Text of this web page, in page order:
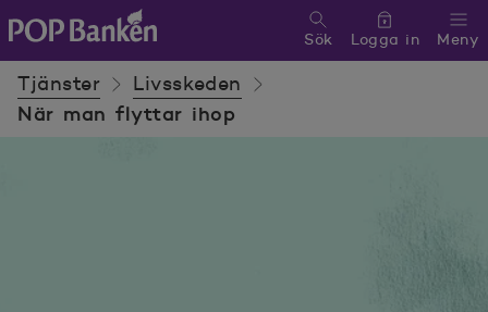
POP banken, till hemsidan
Meny
Sök Logga in
Tjänster Livsskeden
När man flyttar ihop